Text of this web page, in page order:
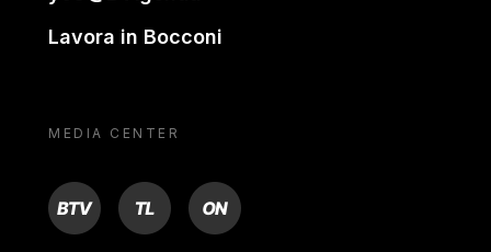
Lavora in Bocconi
MEDIA CENTER
BTV TL ON